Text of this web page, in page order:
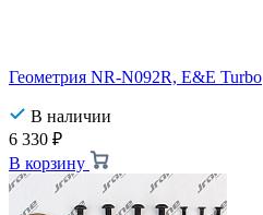
Геометрия NR-N092R, E&E Turbo
В наличии
6 330 ₽
В корзину